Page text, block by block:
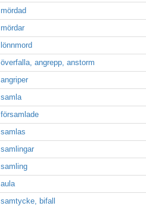
mördad
mördar
lönnmord
överfalla, angrepp, anstorm
angriper
samla
församlade
samlas
samlingar
samling
aula
samtycke, bifall